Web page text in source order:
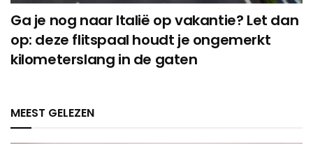
Ga je nog naar Italië op vakantie? Let dan
op: deze flitspaal houdt je ongemerkt
kilometerslang in de gaten
MEEST GELEZEN